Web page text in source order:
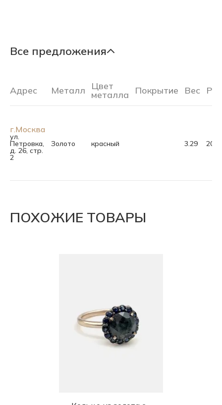
Все предложения
Адрес Металл Цвет
металла Покрытие Вес
г.Москва
ул.
Петровка,
д. 26, стр.
2
Золото красный 3.29 20.0
ПОХОЖИЕ ТОВАРЫ